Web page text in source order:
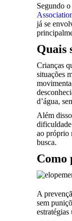
Segundo
já se
Quais
Crianças
situações
d’água,
Além
ao próprio
busca.
Como
A
sem
estratégias